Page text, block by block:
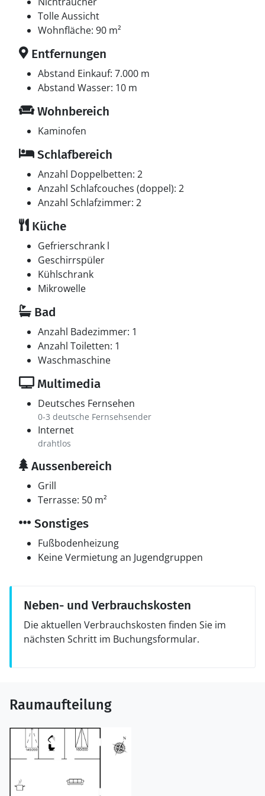
Tolle Aussicht
Wohnfläche: 90 m²
Entfernungen
Abstand Einkauf: 7.000 m
Abstand Wasser: 10 m
Wohnbereich
Kaminofen
Schlafbereich
Anzahl Doppelbetten: 2
Anzahl Schlafcouches (doppel): 2
Anzahl Schlafzimmer: 2
Küche
Gefrierschrank l
Geschirrspüler
Kühlschrank
Mikrowelle
Bad
Anzahl Badezimmer: 1
Anzahl Toiletten: 1
Waschmaschine
Multimedia
Deutsches Fernsehen
0-3 deutsche Fernsehsender
Internet
drahtlos
Aussenbereich
Grill
Terrasse: 50 m²
Sonstiges
Fußbodenheizung
Keine Vermietung an Jugendgruppen
Neben- und Verbrauchskosten
Die aktuellen Verbrauchskosten finden Sie im
nächsten Schritt im Buchungsformular.
Raumaufteilung